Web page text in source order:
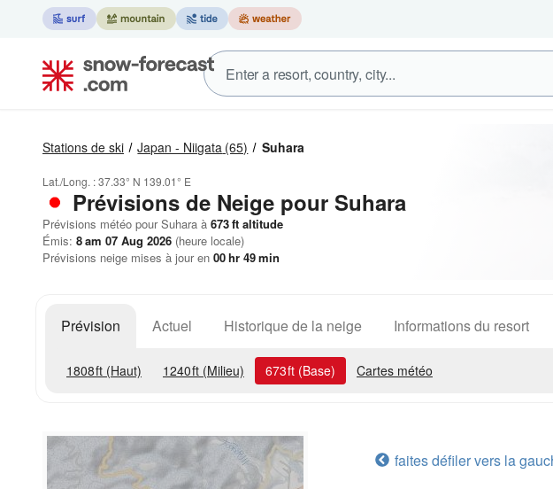
Stations de ski Japan - Niigata (65) Suhara
Lat./Long. :37.33° N 139.01° E
Prévisions de Neige pour Suhara
Prévisions météo pour Suhara à 673ft altitude
Émis: 8 am 07 Aug 2026 (heure locale)
Prévisions neige mises à jour en 00hr 49min
Prévision Actuel Historique de la neige Informations du resort
1808ft (Haut) 1240ft (Milieu) 673ft (Base) Cartes météo
faites défiler vers la